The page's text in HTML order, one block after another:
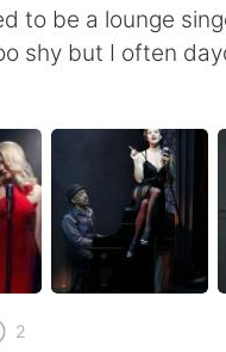
简体中文
Deutsch
한국어
to be a lounge
shy but I often
2